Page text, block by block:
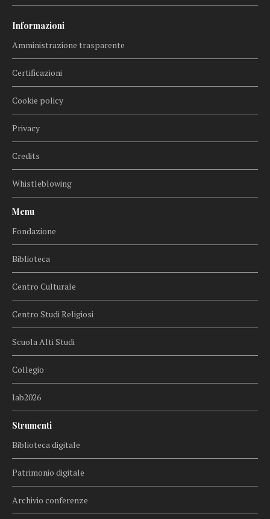
Informazioni
Amministrazione trasparente
Certificazioni
Cookie policy
Privacy
Credits
Whistleblowing
Menu
Fondazione
Biblioteca
Centro Culturale
Centro Studi Religiosi
Scuola Alti Studi
Collegio
lab2026
Strumenti
Biblioteca digitale
Patrimonio digitale
Archivio conferenze